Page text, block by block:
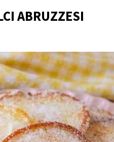
ABRUZZESI